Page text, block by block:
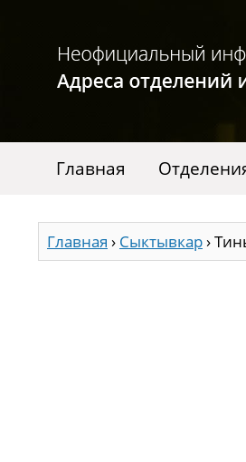
Главная
Главная › Сыктывкар›